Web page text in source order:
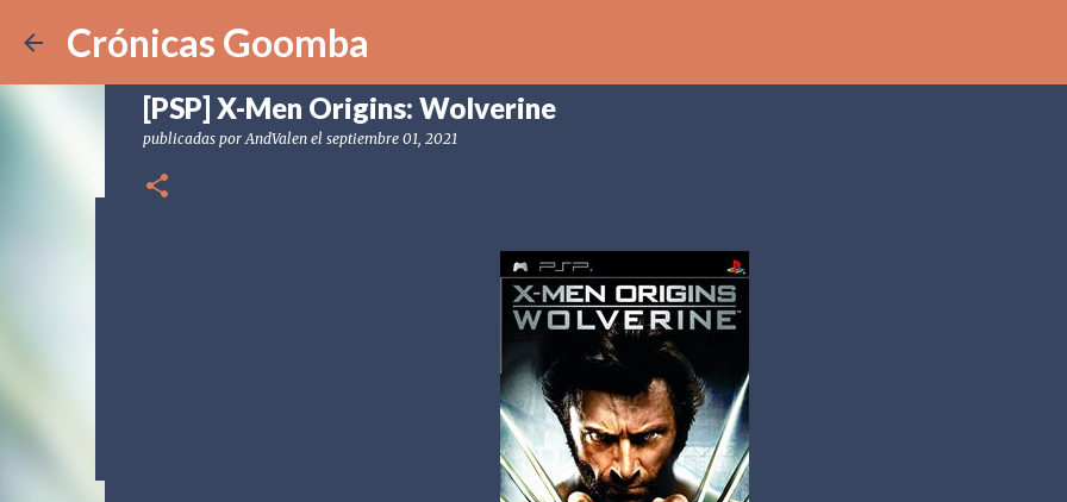
Crónicas Goomba
[POD] CG328 Shadow Labyrinth
[POD] PODCAST [PS5] PLAYSTATION 5 2025
[PSP] X-Men Origins: Wolverine
publicadas porAndValen el septiembre 01, 2021